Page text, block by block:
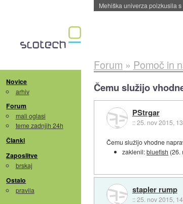
Evropska vesoljska agencija
Novice
arhiv
Forum
mali oglasi
teme zadnjih 24h
Članki
Zaposlitve
brskaj
Ostalo
pravila
Forum » Pomoč in
Čemu služijo
PStrgar
::25. nov 2015,
Čemu služijo vhodne
zaklenil:bluefish (26.
stapler rump
::25. nov 2015,